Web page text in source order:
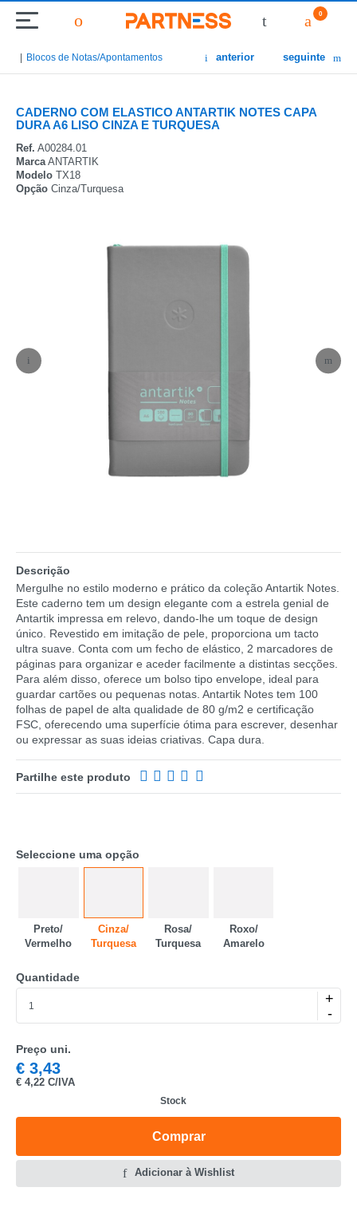
0
Blocos de Notas/Apontamentos anterior seguinte
CADERNO COM ELASTICO ANTARTIK NOTES CAPA
DURA A6 LISO CINZA E TURQUESA
Ref. A00284.01
MarcaANTARTIK
Modelo TX18
Opção Cinza/Turquesa
Descrição
Mergulhe no estilo moderno e prático da coleção Antartik Notes.
Este caderno tem um design elegante com a estrela genial de
Antartik impressa em relevo, dando-lhe um toque de design
único. Revestido em imitação de pele, proporciona um tacto
ultra suave. Conta com um fecho de elástico, 2 marcadores de
páginas para organizar e aceder facilmente a distintas secções.
Para além disso, oferece um bolso tipo envelope, ideal para
guardar cartões ou pequenas notas. Antartik Notes tem 100
folhas de papel de alta qualidade de 80 g/m2 e certificação
FSC, oferecendo uma superfície ótima para escrever, desenhar
ou expressar as suas ideias criativas. Capa dura.
Partilhe este produto
Seleccione uma opção
Preto/​
Vermelho
Cinza/​
Turquesa
Rosa/​
Turquesa
Roxo/​
Amarelo
Quantidade
+
-
Preço uni.
€ 3,43
€ 4,22 C/IVA
Stock
Comprar
Adicionar à Wishlist
REF